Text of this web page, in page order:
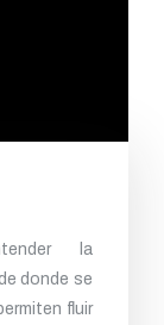
la
donde se
fluir